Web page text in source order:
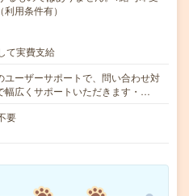
用条件有）
て実費支給
ユーザーサポートで、問い合わせ対
幅広くサポートいただきます・…
要